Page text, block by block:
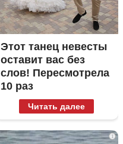
Этот танец невесты
оставит вас без
слов! Пересмотрела
10 раз
Читать далее
i